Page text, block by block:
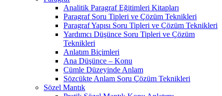
Analitik Paragraf Eğitimleri Kitapları
Paragraf Soru Tipleri ve Çözüm Teknikleri
Paragraf Yapısı Soru Tipleri ve Çözüm Teknikleri
Yardımcı Düşünce Soru Tipleri ve Çözüm
Teknikleri
Anlatım Biçimleri
Ana Düşünce – Konu
Cümle Düzeyinde Anlam
Sözcükte Anlam Soru Çözüm Teknikleri
Sözel Mantık